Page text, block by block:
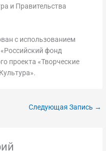
и Правительства
с использованием
фонд
проекта «Творческие
Следующая Запись →